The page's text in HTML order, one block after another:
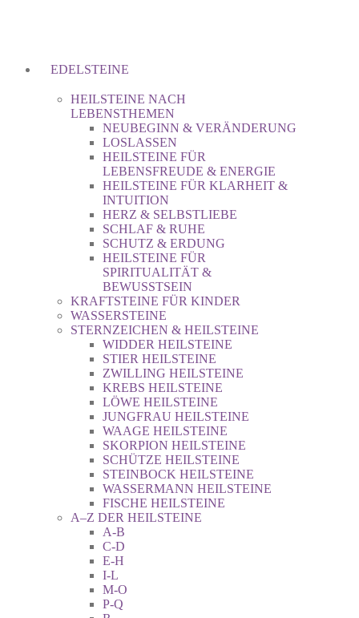
EDELSTEINE
HEILSTEINE NACH
LEBENSTHEMEN
NEUBEGINN & VERÄNDERUNG
LOSLASSEN
HEILSTEINE FÜR
LEBENSFREUDE & ENERGIE
HEILSTEINE FÜR KLARHEIT &
INTUITION
HERZ & SELBSTLIEBE
SCHLAF & RUHE
SCHUTZ & ERDUNG
HEILSTEINE FÜR
SPIRITUALITÄT &
BEWUSSTSEIN
KRAFTSTEINE FÜR KINDER
WASSERSTEINE
STERNZEICHEN & HEILSTEINE
WIDDER HEILSTEINE
STIER HEILSTEINE
ZWILLING HEILSTEINE
KREBS HEILSTEINE
LÖWE HEILSTEINE
JUNGFRAU HEILSTEINE
WAAGE HEILSTEINE
SKORPION HEILSTEINE
SCHÜTZE HEILSTEINE
STEINBOCK HEILSTEINE
WASSERMANN HEILSTEINE
FISCHE HEILSTEINE
A–Z DER HEILSTEINE
A-B
C-D
E-H
I-L
M-O
P-Q